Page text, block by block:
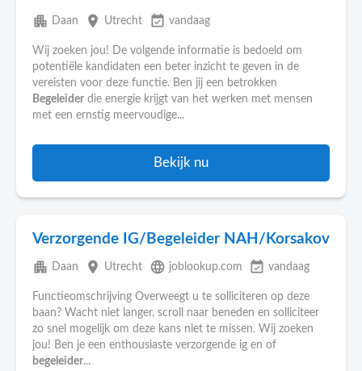
apartment Daan place Utrecht event_available vandaag
Wij zoeken jou! De volgende informatie is bedoeld om
potentiële kandidaten een beter inzicht te geven in de
vereisten voor deze functie. Ben jij een betrokken
Begeleider die energie krijgt van het werken met mensen
met een ernstig meervoudige...
Bekijk nu
Verzorgende IG/Begeleider NAH/Korsakov
apartment Daan place Utrecht language joblookup.com event_available vandaag
Functieomschrijving Overweegt u te solliciteren op deze
baan? Wacht niet langer, scroll naar beneden en solliciteer
zo snel mogelijk om deze kans niet te missen. Wij zoeken
jou! Ben je een enthousiaste verzorgende ig en of
begeleider...